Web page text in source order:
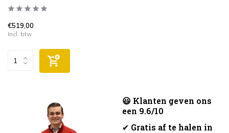
€519,00
Incl. btw
😃 Klanten geven ons
een 9.6/10
✔ Gratis af te halen in